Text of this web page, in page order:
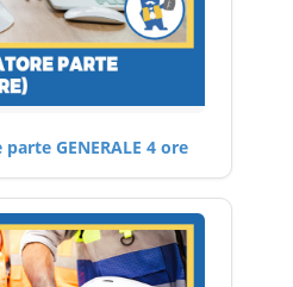
GENERALE 4 ore